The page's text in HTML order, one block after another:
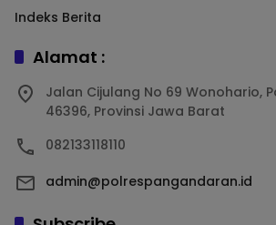
Indeks Berita
Alamat :
Jalan Cijulang No 69 Wonohario,
46396, Provinsi Jawa Barat
082133118110
admin@polrespangandaran.id